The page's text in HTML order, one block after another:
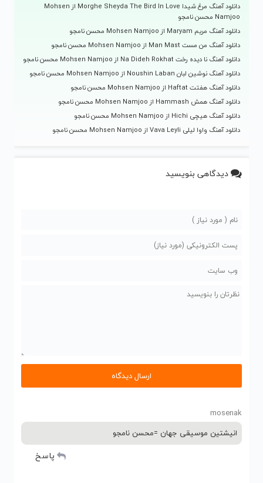
دانلود آهنگ مرغ شیدا Morghe Sheyda The Bird In Love از Mohsen
Namjoo محسن نامجو
دانلود آهنگ مریم Maryam از Mohsen Namjoo محسن نامجو
دانلود آهنگ من مست Man Mast از Mohsen Namjoo محسن نامجو
دانلود آهنگ نا دیده رخت Na Dideh Rokhat از Mohsen Namjoo محسن نامجو
دانلود آهنگ نوشین لبان Noushin Laban از Mohsen Namjoo محسن نامجو
دانلود آهنگ هفتت Haftat از Mohsen Namjoo محسن نامجو
دانلود آهنگ همش Hammash از Mohsen Namjoo محسن نامجو
دانلود آهنگ هیچی Hichi از Mohsen Namjoo محسن نامجو
دانلود آهنگ واوا لیلی Vava Leyli از Mohsen Namjoo محسن نامجو
دیدگاهی بنویسید
mosenak
انیشتین موسیقی جهان =محسن نامجو
پاسخ